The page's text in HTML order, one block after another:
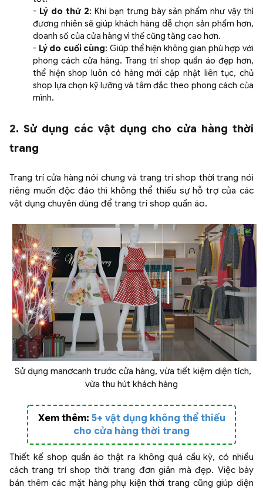
- Lý do thứ 2: Khi bạn trưng bày sản phẩm như vậy thì
đương nhiên sẽ giúp khách hàng dễ chọn sản phẩm hơn,
doanh số của cửa hàng vì thế cũng tăng cao hơn.
- Lý do cuối cùng: Giúp thể hiện không gian phù hợp với
phong cách cửa hàng. Trang trí shop quần áo đẹp hơn,
thể hiện shop luôn có hàng mới cập nhật liên tục, chủ
shop lựa chọn kỹ lưỡng và tâm đắc theo phong cách của
mình.
2. Sử dụng các vật dụng cho cửa hàng thời
trang
Trang trí cửa hàng nói chung và trang trí shop thời trang nói
riêng muốn độc đáo thì không thể thiếu sự hỗ trợ của các
vật dụng chuyên dùng để trang trí shop quần áo.
Sử dụng manơcanh trước cửa hàng, vừa tiết kiệm diện tích,
vừa thu hút khách hàng
Xem thêm: 5+ vật dụng không thể thiếu
cho cửa hàng thời trang
Thiết kế shop quần áo thật ra không quá cầu kỳ, có nhiều
cách trang trí shop thời trang đơn giản mà đẹp. Việc bày
bán thêm các mặt hàng phụ kiện thời trang cũng giúp diện